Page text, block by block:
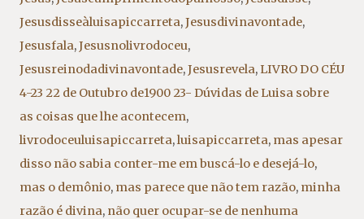
Jesusdisseàluisapiccarreta,Jesusdivinavontade,
Jesusfala,Jesusnolivrodoceu,
Jesusreinodadivinavontade,Jesusrevela,LIVRO DO CÉU
4-23 22 de Outubro de1900 23- Dúvidas de Luisa sobre
as coisas que lhe acontecem,
livrodoceuluisapiccarreta,luisapiccarreta, mas apesar
disso não sabia conter-me em buscá-lo e desejá-lo,
mas o demônio, mas parece que não tem razão, minha
razão é divina, não quer ocupar-se de nenhuma